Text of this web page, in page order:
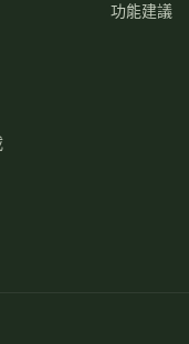
功能建議